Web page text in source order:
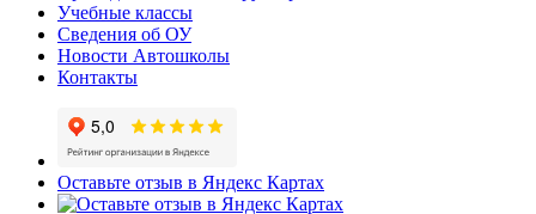
Учебные классы
Сведения об ОУ
Новости Автошколы
Контакты
Оставьте отзыв в Яндекс Картах